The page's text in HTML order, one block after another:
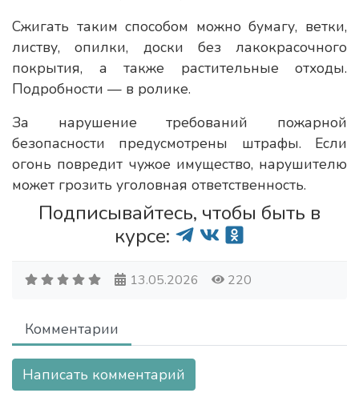
Сжигать таким способом можно бумагу, ветки,
листву, опилки, доски без лакокрасочного
покрытия, а также растительные отходы.
Подробности — в ролике.
За нарушение требований пожарной
безопасности предусмотрены штрафы. Если
огонь повредит чужое имущество, нарушителю
может грозить уголовная ответственность.
Подписывайтесь, чтобы быть в
курсе:
13.05.2026 220
Комментарии
Написать комментарий